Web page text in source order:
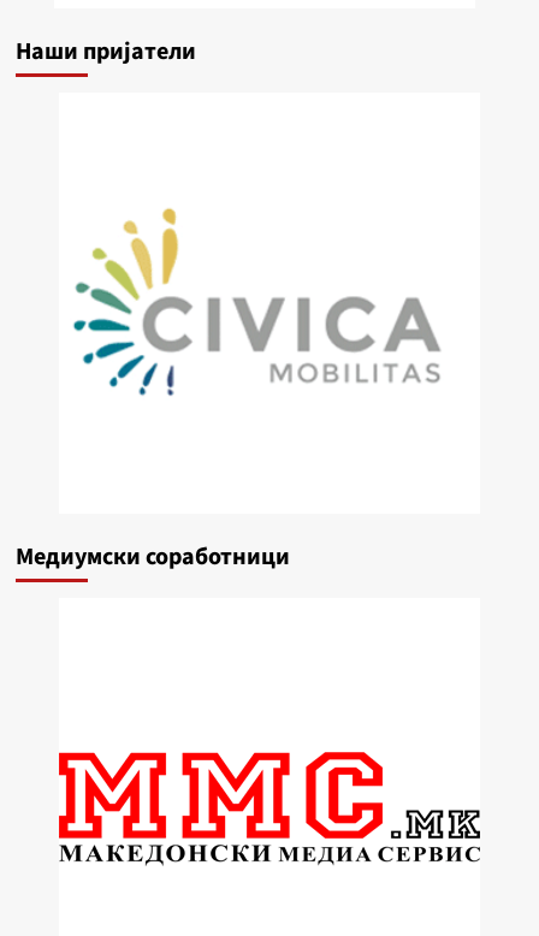
Наши пријатели
Медиумски соработници